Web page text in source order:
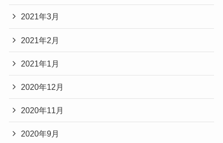
2021年3月
2021年2月
2021年1月
2020年12月
2020年11月
2020年9月